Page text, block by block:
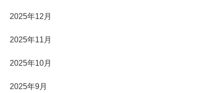
2025年12月
2025年11月
2025年10月
2025年9月